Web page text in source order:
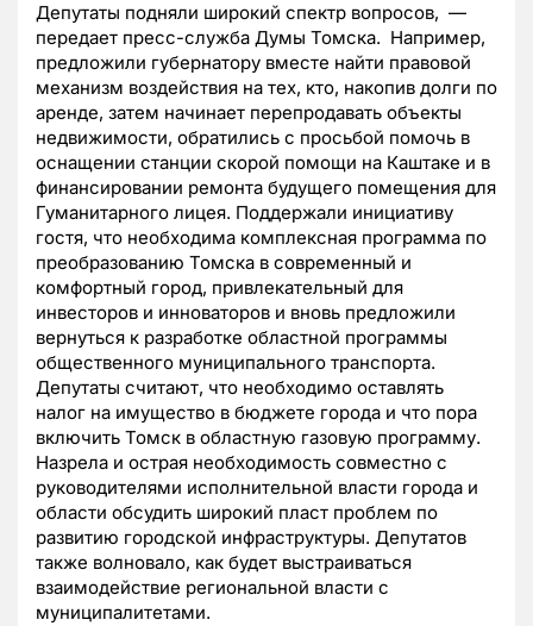
Депутаты подняли широкий спектр вопросов, —
передает пресс-служба Думы Томска. Например,
предложили губернатору вместе найти правовой
механизм воздействия на тех, кто, накопив долги по
аренде, затем начинает перепродавать объекты
недвижимости, обратились с просьбой помочь в
оснащении станции скорой помощи на Каштаке и в
финансировании ремонта будущего помещения для
Гуманитарного лицея. Поддержали инициативу
гостя, что необходима комплексная программа по
преобразованию Томска в современный и
комфортный город, привлекательный для
инвесторов и инноваторов и вновь предложили
вернуться к разработке областной программы
общественного муниципального транспорта.
Депутаты считают, что необходимо оставлять
налог на имущество в бюджете города и что пора
включить Томск в областную газовую программу.
Назрела и острая необходимость совместно с
руководителями исполнительной власти города и
области обсудить широкий пласт проблем по
развитию городской инфраструктуры. Депутатов
также волновало, как будет выстраиваться
взаимодействие региональной власти с
муниципалитетами.